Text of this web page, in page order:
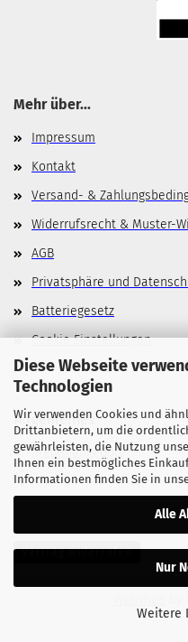
Diese Webseite
Technologien
Wir verwenden Cookies und
Drittanbietern, um die
gewährleisten, die Nutzung
Ihnen ein bestmögliches
Informationen finden Sie in
Alle
Nur
Weitere
Mehr über...
Impressum
Kontakt
Versand- &
Widerrufsrecht & Muster-
AGB
Privatsphäre und
Batteriegesetz
Cookie Einstellungen
Allgemeines
Stellenangebote
Vertrag widerrufen